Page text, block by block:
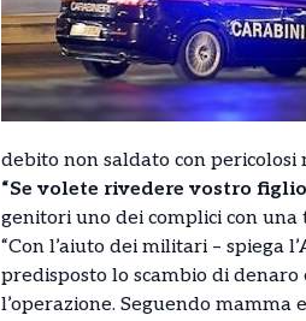
debito non saldato con pericolosi
“Se volete rivedere vostro
genitori uno dei complici con
“Con l’aiuto dei militari – spiega
predisposto lo scambio di denaro
l’operazione. Seguendo